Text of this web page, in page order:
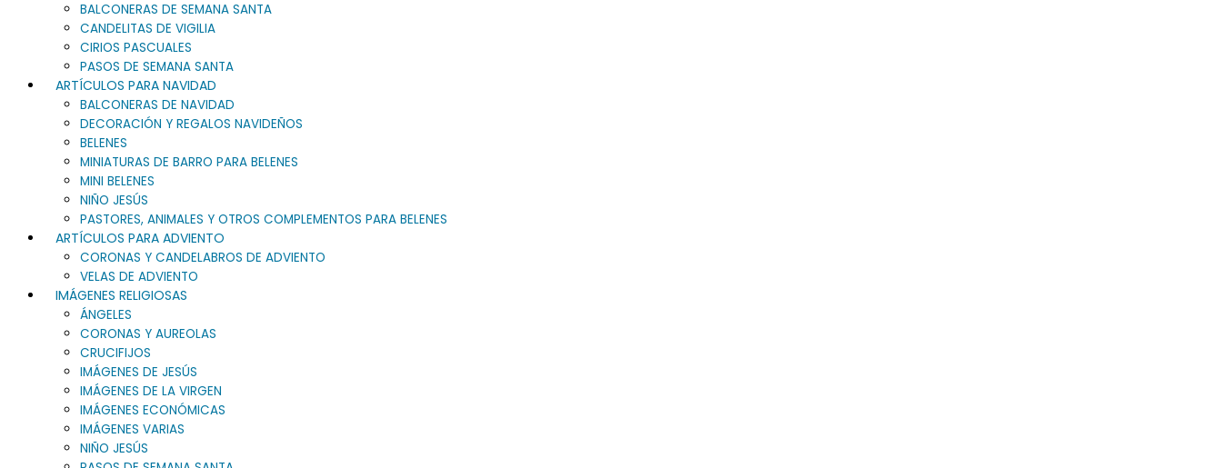
BALCONERAS DE SEMANA SANTA
CANDELITAS DE VIGILIA
CIRIOS PASCUALES
PASOS DE SEMANA SANTA
ARTÍCULOS PARA NAVIDAD
BALCONERAS DE NAVIDAD
DECORACIÓN Y REGALOS NAVIDEÑOS
BELENES
MINIATURAS DE BARRO PARA BELENES
MINI BELENES
NIÑO JESÚS
PASTORES, ANIMALES Y OTROS COMPLEMENTOS PARA BELENES
ARTÍCULOS PARA ADVIENTO
CORONAS Y CANDELABROS DE ADVIENTO
VELAS DE ADVIENTO
IMÁGENES RELIGIOSAS
ÁNGELES
CORONAS Y AUREOLAS
CRUCIFIJOS
IMÁGENES DE JESÚS
IMÁGENES DE LA VIRGEN
IMÁGENES ECONÓMICAS
IMÁGENES VARIAS
NIÑO JESÚS